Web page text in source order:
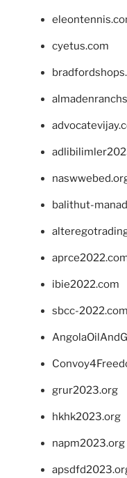
cyetus.com
balithut-
ibie2022.com
sbcc-2022.com
grur2023.org
hkhk2023.org
napm2023.org